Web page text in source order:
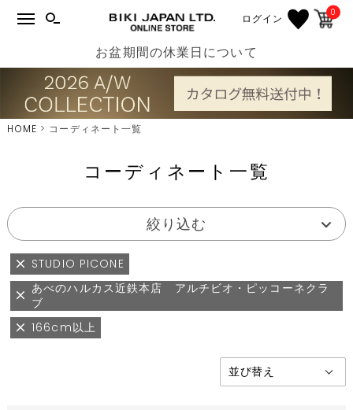
ログイン 0
お盆期間の休業日について
HOME コーディネート一覧
コーディネート一覧
絞り込む
STUDIO PICONE
あべのハルカス近鉄本店 アルチビオ・ピッコーネクラ
ブ
166cm以上